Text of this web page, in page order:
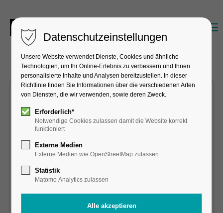
Bedienungshilfen
Schriftgröße
Standardschriften
Fettschreibung
Datenschutzeinstellungen
Unsere Website verwendet Dienste, Cookies und ähnliche
Technologien, um Ihr Online-Erlebnis zu verbessern und Ihnen
personalisierte Inhalte und Analysen bereitzustellen. In dieser
Richtlinie finden Sie Informationen über die verschiedenen Arten
von Diensten, die wir verwenden, sowie deren Zweck.
Erforderlich*
Notwendige Cookies zulassen damit die Website korrekt
funktioniert
Externe Medien
Externe Medien wie OpenStreetMap zulassen
Statistik
Matomo Analytics zulassen